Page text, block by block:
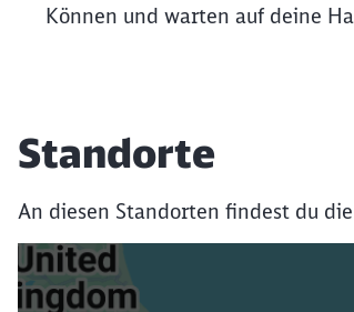
Können und warten auf deine
Standorte
An diesen Standorten findest du